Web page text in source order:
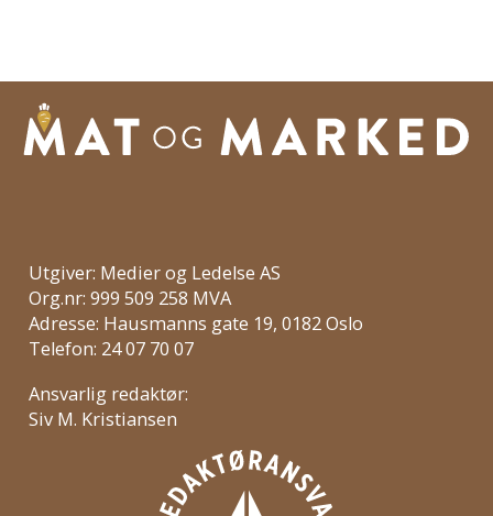
Utgiver: Medier og Ledelse AS
Org.nr: 999 509 258 MVA
Adresse: Hausmanns gate 19, 0182 Oslo
Telefon: 24 07 70 07
Ansvarlig redaktør:
Siv M. Kristiansen